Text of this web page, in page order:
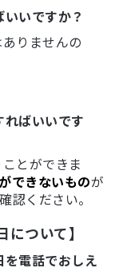
いですか？
りませんの
ばいいです
とができま
できないものが
認ください。
ついて】
電話でおしえ